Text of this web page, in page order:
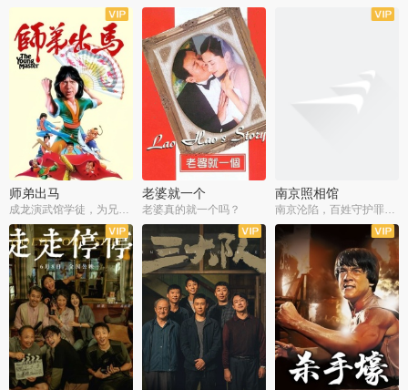
师弟出马
成龙演武馆学徒，为兄搏命战黑道
老婆就一个
老婆真的就一个吗？
南京照相馆
南京沦陷，百姓守护罪证底片